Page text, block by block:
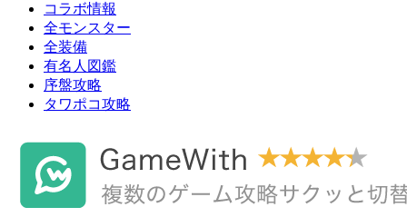
コラボ情報
全モンスター
全装備
有名人図鑑
序盤攻略
タワポコ攻略